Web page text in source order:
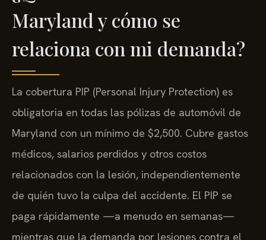
Maryland y cómo se
relaciona con mi demanda?
La cobertura PIP (Personal Injury Protection) es
obligatoria en todas las pólizas de automóvil de
Maryland con un mínimo de $2,500. Cubre gastos
médicos, salarios perdidos y otros costos
relacionados con la lesión, independientemente
de quién tuvo la culpa del accidente. El PIP se
paga rápidamente —a menudo en semanas—
mientras que la demanda por lesiones contra el